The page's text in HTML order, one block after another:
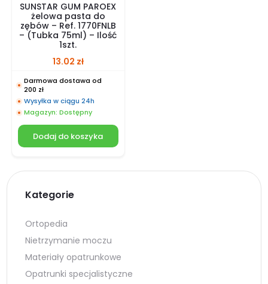
SUNSTAR GUM PAROEX
żelowa pasta do
zębów – Ref. 1770FNLB
– (Tubka 75ml) – Ilość
1szt.
13.02 zł
Darmowa dostawa od
200 zł
Wysyłka w ciągu 24h
Magazyn: Dostępny
Dodaj do koszyka
Kategorie
Ortopedia
Nietrzymanie moczu
Materiały opatrunkowe
Opatrunki specjalistyczne